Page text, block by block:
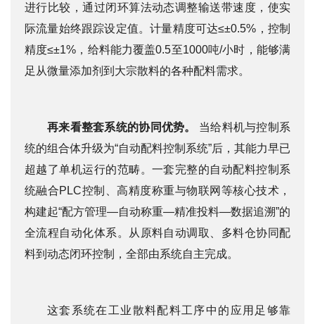
进行比较，通过闭环算法动态调整输送带速度，使实
际流量始终跟踪设定值。计量精度可达≤±0.5%，控制
精度≤±1%，给料能力覆盖0.5至1000吨/小时，能够满
足从微量添加剂到大宗散料的各种配料需求。
再来看整套系统的协同优势。
当给料机与控制系
统的组合体升级为“自动配料控制系统”后，其能力早已
超越了单机运行的范畴。一套完整的自动配料控制系
统融合PLC控制、高精度称重与物联网等核心技术，
构建起“配方管理—自动称重—精准投料—数据追溯”的
全流程自动化体系。从原料自动调取、多料仓协同配
料到动态闭环控制，全部由系统自主完成。
这套系统在工业散料配料工序中的应用足够靠